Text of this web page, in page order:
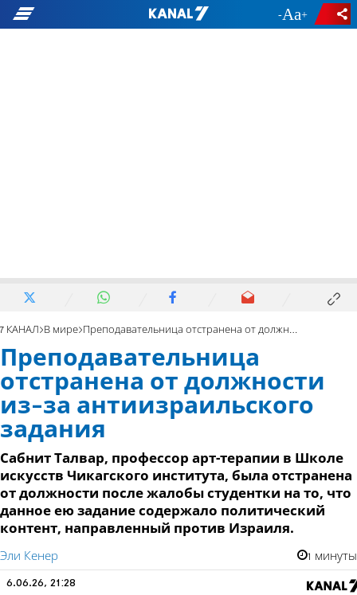
- +
7 КАНАЛ В мире Преподавательница отстранена от должности из-за антиизраильского задания
Преподавательница
отстранена от должности
из-за антиизраильского
задания
Сабнит Талвар, профессор арт-терапии в Школе
искусств Чикагского института, была отстранена
от должности после жалобы студентки на то, что
данное ею задание содержало политический
контент, направленный против Израиля.
Эли Кенер 1 минуты
6.06.26, 21:28